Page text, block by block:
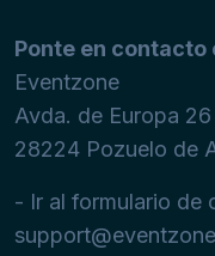
Ponte en contacto
Eventzone
Avda. de Europa
28224 Pozuelo de
- Ir al formulario de